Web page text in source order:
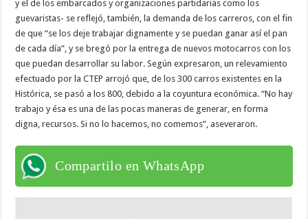
y el de los embarcados y organizaciones partidarias como los
guevaristas- se reflejó, también, la demanda de los carreros, con el fin
de que “se los deje trabajar dignamente y se puedan ganar así el pan
de cada día”, y se bregó por la entrega de nuevos motocarros con los
que puedan desarrollar su labor. Según expresaron, un relevamiento
efectuado por la CTEP arrojó que, de los 300 carros existentes en la
Histórica, se pasó a los 800, debido a la coyuntura económica. “No hay
trabajo y ésa es una de las pocas maneras de generar, en forma
digna, recursos. Si no lo hacemos, no comemos”, aseveraron.
Compartilo en WhatsApp